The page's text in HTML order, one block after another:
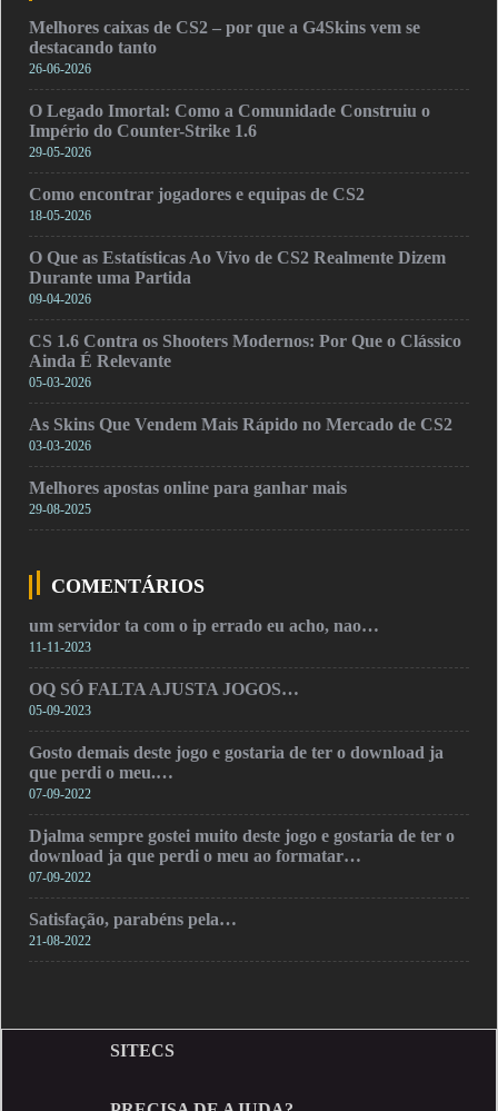
Melhores caixas de CS2 – por que a G4Skins vem se
destacando tanto
26-06-2026
O Legado Imortal: Como a Comunidade Construiu o
Império do Counter-Strike 1.6
29-05-2026
Como encontrar jogadores e equipas de CS2
18-05-2026
O Que as Estatísticas Ao Vivo de CS2 Realmente Dizem
Durante uma Partida
09-04-2026
CS 1.6 Contra os Shooters Modernos: Por Que o Clássico
Ainda É Relevante
05-03-2026
As Skins Que Vendem Mais Rápido no Mercado de CS2
03-03-2026
Melhores apostas online para ganhar mais
29-08-2025
COMENTÁRIOS
um servidor ta com o ip errado eu acho, nao…
11-11-2023
OQ SÓ FALTA AJUSTA JOGOS…
05-09-2023
Gosto demais deste jogo e gostaria de ter o download ja
que perdi o meu.…
07-09-2022
Djalma sempre gostei muito deste jogo e gostaria de ter o
download ja que perdi o meu ao formatar…
07-09-2022
Satisfação, parabéns pela…
21-08-2022
SITECS